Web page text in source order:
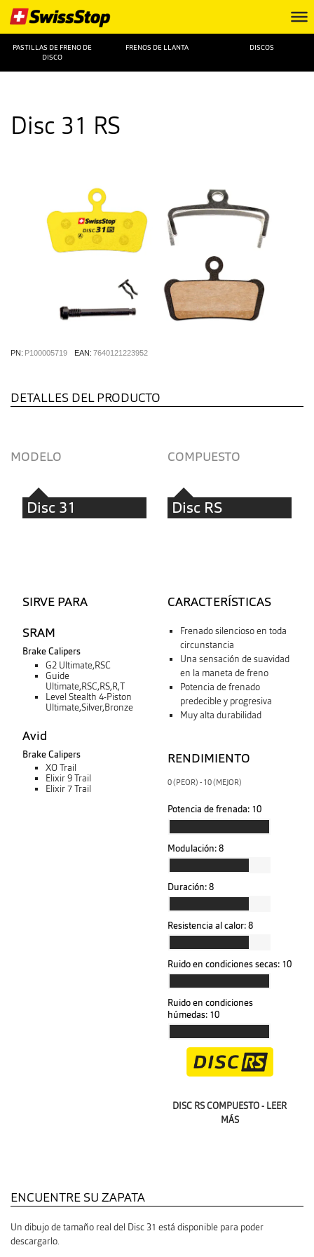
PASTILLAS DE FRENO DE
DISCO
FRENOS DE LLANTA DISCOS
Disc 31 RS
PN: P100005719 EAN: 7640121223952
DETALLES DEL PRODUCTO
MODELO COMPUESTO
Disc 31 Disc RS
SIRVE PARA
SRAM
Brake Calipers
G2 Ultimate,RSC
Guide
Ultimate,RSC,RS,R,T
Level Stealth 4-Piston
Ultimate,Silver,Bronze
Avid
Brake Calipers
XO Trail
Elixir 9 Trail
Elixir 7 Trail
CARACTERÍSTICAS
Frenado silencioso en toda
circunstancia
Una sensación de suavidad
en la maneta de freno
Potencia de frenado
predecible y progresiva
Muy alta durabilidad
RENDIMIENTO
0 (PEOR) - 10 (MEJOR)
Potencia de frenada: 10
Modulación:8
Duración:8
Resistencia al calor:8
Ruido en condiciones secas: 10
Ruido en condiciones
húmedas: 10
DISC RS COMPUESTO - LEER
MÁS
ENCUENTRE SU ZAPATA
Un dibujo de tamaño real del Disc 31 está disponible para poder
descargarlo.